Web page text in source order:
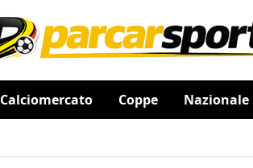
Calciomercato Coppe Nazionale